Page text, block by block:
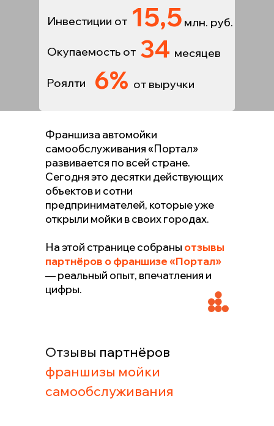
Окупаемость от месяцев
34
млн. руб.
15,5
Инвестиции от
Роялти от выручки
6%
Франшиза автомойки
самообслуживания «Портал»
развивается по всей стране.
Сегодня это десятки действующих
объектов и сотни
предпринимателей, которые уже
открыли мойки в своих городах.
На этой странице собраны отзывы
партнёров о франшизе «Портал»
— реальный опыт, впечатления и
цифры.
Отзывы партнёров
франшизы мойки
самообслуживания